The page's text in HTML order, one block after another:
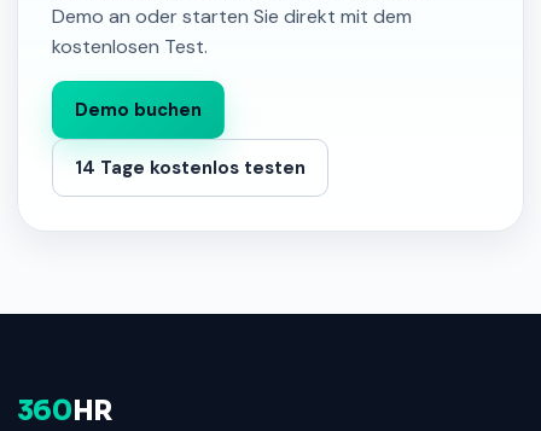
Demo an oder starten Sie direkt mit dem
kostenlosen Test.
Demo buchen
14 Tage kostenlos testen
360 HR